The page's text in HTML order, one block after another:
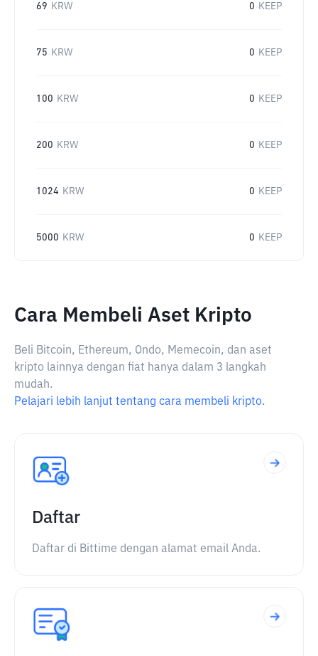
69 KRW 0 KEEP
75 KRW 0 KEEP
100 KRW 0 KEEP
200 KRW 0 KEEP
1024 KRW 0 KEEP
5000 KRW 0 KEEP
Cara Membeli Aset Kripto
Beli Bitcoin, Ethereum, Ondo, Memecoin, dan aset
kripto lainnya dengan fiat hanya dalam 3 langkah
mudah.
Pelajari lebih lanjut tentang cara membeli kripto.
Daftar
Daftar di Bittime dengan alamat email Anda.